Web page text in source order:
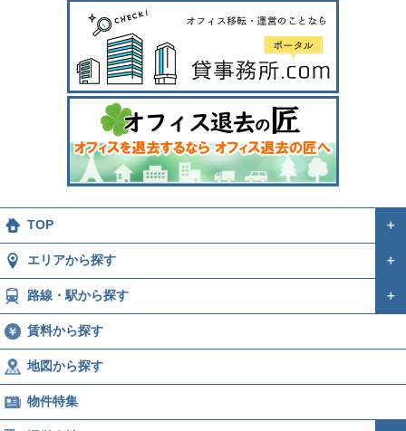
TOP ＋
エリアから探す ＋
路線・駅から探す ＋
賃料から探す
地図から探す
物件特集